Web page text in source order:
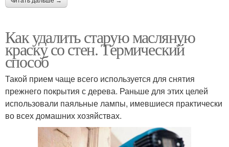
Как удалить старую масляную
краску со стен. Термический
способ
Такой прием чаще всего используется для снятия
прежнего покрытия с дерева. Раньше для этих целей
использовали паяльные лампы, имевшиеся практически
во всех домашних хозяйствах.